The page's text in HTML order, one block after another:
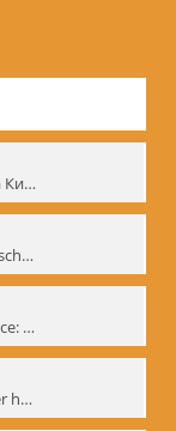
Становление Советского Театра Кино - свидетельства эпохи 1920-1936 / Entstehung des sowjetischen Theaters – kinematografische Zeugnisse 1920-1936 - Interne Signatur: BM-vid-96
Meyerholds Biomechanik. Historisches Filmmaterial - Interne Signatur: BM-vid-99
Russian Constructivist Performance: An Evening of Foregger's Mastfor Cabaret. Good Treatment for Horses - Interne Signatur: BM-vid-105
Meyerhold als Theatergenie – over het mechanik van de acteursexpressie - Interne Signatur: BM-vid-108